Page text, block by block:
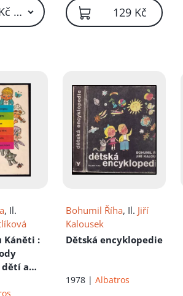
49 Kč – 59 Kč 129 Kč
, Il.
Káněti :
dětí a
Bohumil Říha, Il. Jiří
Kalousek
Dětská encyklopedie
1978 | Albatros